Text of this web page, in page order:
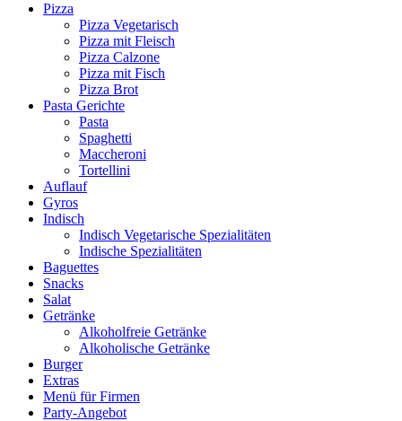
Pizza
Pizza Vegetarisch
Pizza mit Fleisch
Pizza Calzone
Pizza mit Fisch
Pizza Brot
Pasta Gerichte
Pasta
Spaghetti
Maccheroni
Tortellini
Auflauf
Gyros
Indisch
Indisch Vegetarische Spezialitäten
Indische Spezialitäten
Baguettes
Snacks
Salat
Getränke
Alkoholfreie Getränke
Alkoholische Getränke
Burger
Extras
Menü für Firmen
Party-Angebot